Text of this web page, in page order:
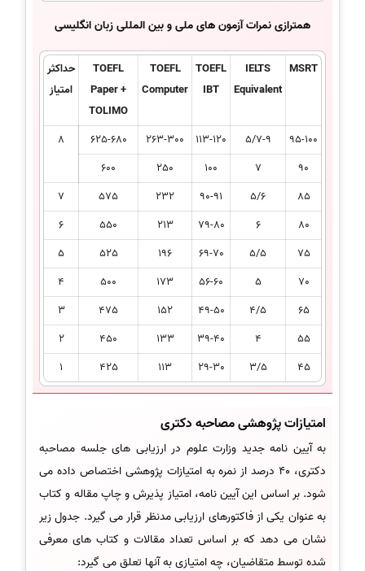
همترازی نمرات آزمون های ملی و بین المللی زبان انگلیسی
MSRT
IELTS
Equivalent
TOEFL
IBT
TOEFL
Computer
TOEFL
Paper +
TOLIMO
حداکثر
امتیاز
95-100
5/7-9
113-120
263-300
625-680
8
90
7
100
250
600
85
5/6
90-91
232
575
7
80
6
79-80
213
550
6
75
5/5
69-70
196
525
5
70
5
56-60
173
500
4
65
4/5
49-50
152
475
3
55
4
39-40
133
450
2
45
3/5
29-30
113
425
1
امتیازات پژوهشی مصاحبه دکتری
به آیین نامه جدید وزارت علوم در ارزیابی های جلسه مصاحبه
دکتری، 40 درصد از نمره به امتیازات پژوهشی اختصاص داده می
شود. بر اساس این آیین نامه، امتیاز پذیرش و چاپ مقاله و کتاب
به عنوان یکی از فاکتورهای ارزیابی مدنظر قرار می گیرد. جدول زیر
نشان می دهد که بر اساس تعداد مقالات و کتاب های معرفی
شده توسط متقاضیان، چه امتیازی به آنها تعلق می گیرد: